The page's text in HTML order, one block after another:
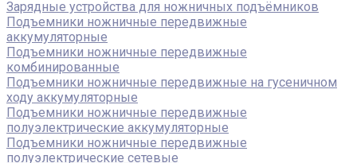
Зарядные устройства для ножничных подъёмников
Подъемники ножничные передвижные
аккумуляторные
Подъемники ножничные передвижные
комбинированные
Подъемники ножничные передвижные на гусеничном
ходу аккумуляторные
Подъемники ножничные передвижные
полуэлектрические аккумуляторные
Подъемники ножничные передвижные
полуэлектрические сетевые